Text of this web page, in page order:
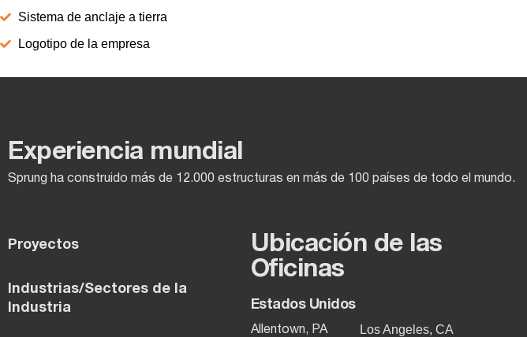
Sistema de anclaje a tierra
Logotipo de la empresa
Experiencia mundial
Sprung ha construido más de 12.000 estructuras en más de 100 países de todo el mundo.
Proyectos
Industrias/Sectores de la
Industria
Ubicación de las
Oficinas
Estados Unidos
Allentown, PA
Los Angeles, CA